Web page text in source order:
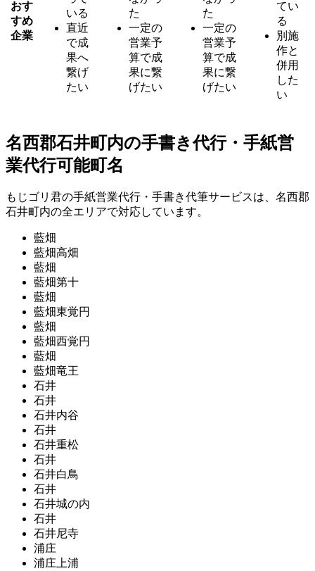
おす
すめ
企業
いる
直近
で成
果へ
繋げ
たい
た
一定の
営業予
算で成
果に繋
げたい
た
一定の
営業予
算で成
果に繋
げたい
てい
る
別施
作と
併用
した
い
名西郡石井町内の手書き代行・手紙営
業代行可能町名
もじゴリ君の手紙営業代行・手書き代筆サービスは、名西郡
石井町内の全エリアで対応しています。
藍畑
藍畑高畑
藍畑
藍畑第十
藍畑
藍畑東覚円
藍畑
藍畑西覚円
藍畑
藍畑竜王
石井
石井
石井内谷
石井
石井重松
石井
石井白鳥
石井
石井城の内
石井
石井尼寺
浦庄
浦庄上浦